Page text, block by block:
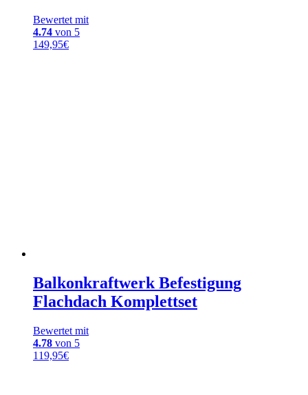
Bewertet mit
4.74 von 5
149,95€
Balkonkraftwerk Befestigung
Flachdach Komplettset
Bewertet mit
4.78 von 5
119,95€